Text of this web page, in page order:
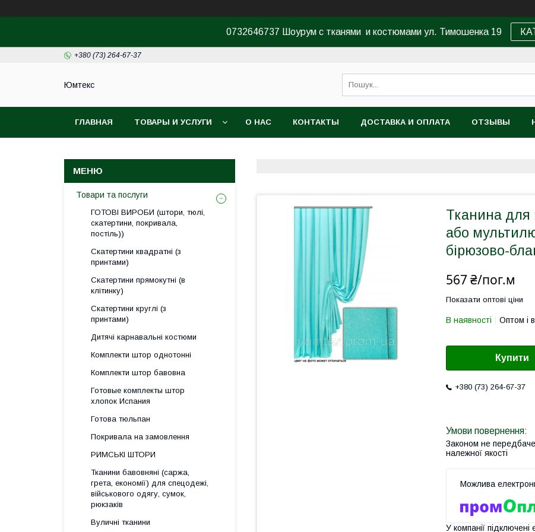
0732646737 Шоурум с тканями и костюмами ул. Тимошенка 19
+380 (73) 264-67-37
Юмтекс
ГЛАВНАЯ ТОВАРЫ И УСЛУГИ О НАС КОНТАКТЫ ДОСТАВКА И ОПЛАТА ОТЗЫВЫ
Тканина для
або
бірюзово-
567 ₴/пог.м
Показати оптові ціни
В наявності Оптом і
Купити
+380 (73) 264-67-37
Законом не
належної якості
У компанії
Товари та послуги
ГОТОВІ ВИРОБИ (штори, тюлі,
скатертини, покривала,
постіль))
Скатертини квадратні (з
принтами)
Скатертини прямокутні (в
клітинку)
Скатертини круглі (з
принтами)
Дитячі карнавальні костюми
Комплекти штор однотонні
Комплекти штор бавовна
Готовые комплекты штор
хлопок Испания
Готова тюльпан
Покривала на замовлення
РИМСЬКІ ШТОРИ
Тканини бавовняні (саржа,
грета, економії) для спецодежі,
військового одягу, сумок,
рюкзаків
Вуличні тканини